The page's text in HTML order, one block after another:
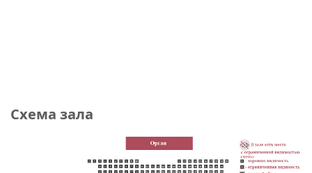
Схема зала